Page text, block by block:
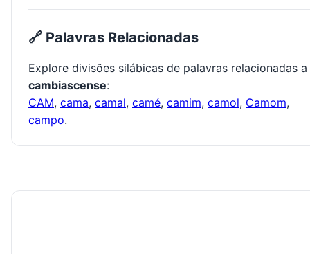
🔗 Palavras Relacionadas
Explore divisões silábicas de palavras relacionadas a
cambiascense:
CAM, cama, camal, camé, camim, camol, Camom,
campo.